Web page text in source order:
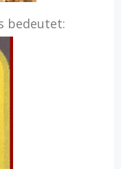
bedeutet: